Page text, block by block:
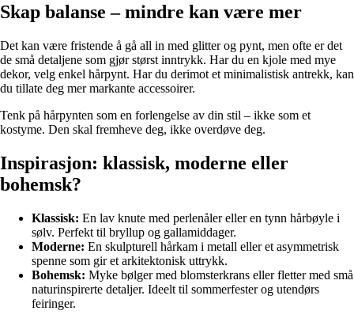
Skap balanse – mindre kan være mer
Det kan være fristende å gå all in med glitter og pynt, men ofte er det
de små detaljene som gjør størst inntrykk. Har du en kjole med mye
dekor, velg enkel hårpynt. Har du derimot et minimalistisk antrekk, kan
du tillate deg mer markante accessoirer.
Tenk på hårpynten som en forlengelse av din stil – ikke som et
kostyme. Den skal fremheve deg, ikke overdøve deg.
Inspirasjon: klassisk, moderne eller
bohemsk?
Klassisk: En lav knute med perlenåler eller en tynn hårbøyle i
sølv. Perfekt til bryllup og gallamiddager.
Moderne: En skulpturell hårkam i metall eller et asymmetrisk
spenne som gir et arkitektonisk uttrykk.
Bohemsk: Myke bølger med blomsterkrans eller fletter med små
naturinspirerte detaljer. Ideelt til sommerfester og utendørs
feiringer.